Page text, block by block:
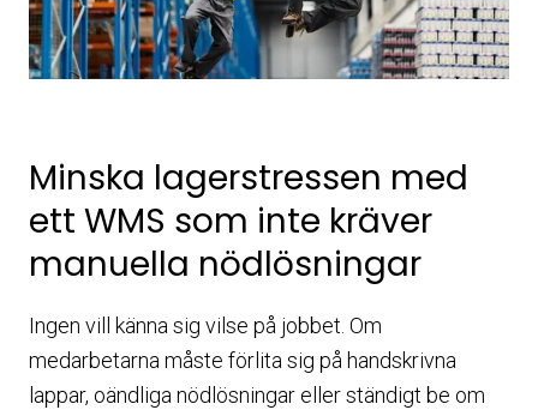
Minska lagerstressen med
ett WMS som inte kräver
manuella nödlösningar
Ingen vill känna sig vilse på jobbet. Om
medarbetarna måste förlita sig på handskrivna
lappar, oändliga nödlösningar eller ständigt be om